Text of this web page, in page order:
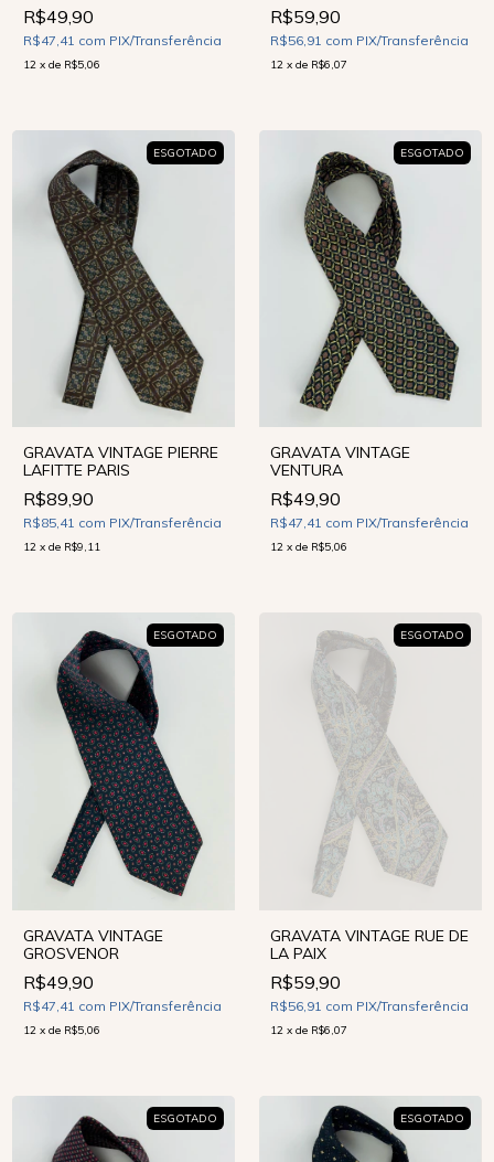
R$49,90
R$47,41 com PIX/Transferência
12 x de R$5,06
R$59,90
R$56,91 com PIX/Transferência
12 x de R$6,07
ESGOTADO
GRAVATA VINTAGE PIERRE
LAFITTE PARIS
R$89,90
R$85,41 com PIX/Transferência
12 x de R$9,11
ESGOTADO
GRAVATA VINTAGE
VENTURA
R$49,90
R$47,41 com PIX/Transferência
12 x de R$5,06
ESGOTADO
GRAVATA VINTAGE
GROSVENOR
R$49,90
R$47,41 com PIX/Transferência
12 x de R$5,06
ESGOTADO
GRAVATA VINTAGE RUE DE
LA PAIX
R$59,90
R$56,91 com PIX/Transferência
12 x de R$6,07
ESGOTADO ESGOTADO